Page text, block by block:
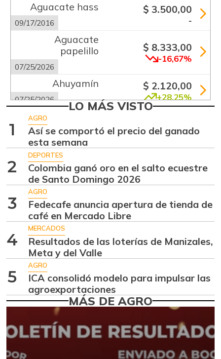
Aguacate hass
09/17/2016
$ 3.500,00
-
Aguacate
papelillo
07/25/2026
$ 8.333,00
-16,67%
Ahuyamín
07/25/2026
$ 2.120,00
+28,25%
Alas de pollo sin
costillar
07/25/2026
+1,26%
Arracacha
amarilla
07/25/2026
$ 5.680,00
Arroz de primera
07/25/2026
$ 3.675,00
Bagre rayado
entero fresco
07/25/2026
$ 41.333,00
Banano criollo
07/25/2026
$ 2.387,00
+16,27%
Bola de pierna de
res
07/25/2026
$ 27.833,00
+2,45%
LO MÁS VISTO
1
AGRO
Así se comportó el precio del ganado
esta semana
2
DEPORTES
Colombia ganó oro en el salto ecuestre
de Santo Domingo 2026
3
AGRO
Fedecafe anuncia apertura de tienda de
café en Mercado Libre
4
MERCADOS
Resultados de las loterías de Manizales,
Meta y del Valle
5
AGRO
ICA consolidó modelo para impulsar las
agroexportaciones
MÁS DE AGRO